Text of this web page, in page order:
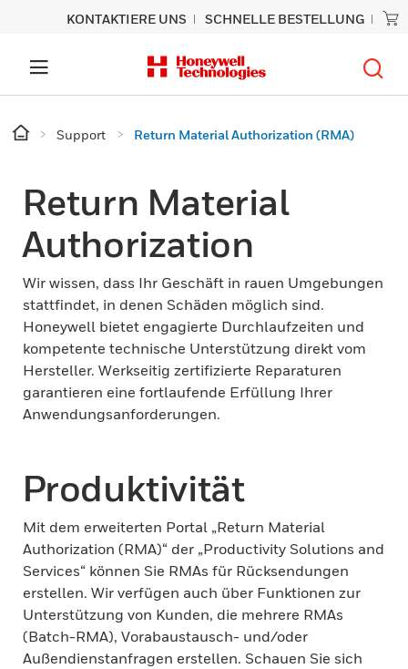
KONTAKTIERE UNS SCHNELLE BESTELLUNG
Support Return Material Authorization (RMA)
Return Material
Authorization
Wir wissen, dass Ihr Geschäft in rauen Umgebungen
stattfindet, in denen Schäden möglich sind.
Honeywell bietet engagierte Durchlaufzeiten und
kompetente technische Unterstützung direkt vom
Hersteller. Werkseitig zertifizierte Reparaturen
garantieren eine fortlaufende Erfüllung Ihrer
Anwendungsanforderungen.
Produktivität
Mit dem erweiterten Portal „Return Material
Authorization (RMA)“ der „Productivity Solutions and
Services“ können Sie RMAs für Rücksendungen
erstellen. Wir verfügen auch über Funktionen zur
Unterstützung von Kunden, die mehrere RMAs
(Batch-RMA), Vorabaustausch- und/oder
Außendienstanfragen erstellen. Schauen Sie sich